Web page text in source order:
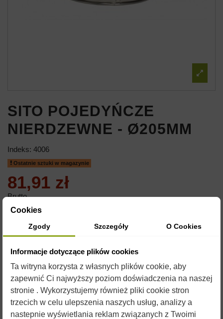
SITO POJEDYŃCZE
NIERDZEWNE - Ø205MM
Indeks: 4006
Ostatnie sztuki w magazynie
81,91 zł
Brutto
SITO POJEDYŃCZE - Ø205MM
Wykonane ze stali nierdzewnej
Średnica wewnętrzna 205mm
Cookies
Zgody Szczegóły O Cookies
Informacje dotyczące plików cookies
Ta witryna korzysta z własnych plików cookie, aby
zapewnić Ci najwyższy poziom doświadczenia na naszej
stronie . Wykorzystujemy również pliki cookie stron
trzecich w celu ulepszenia naszych usług, analizy a
nastepnie wyświetlania reklam związanych z Twoimi